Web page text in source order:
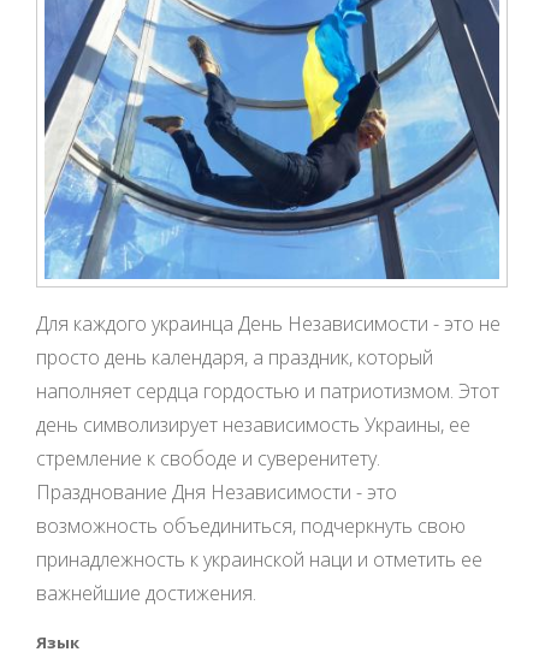
Для каждого украинца День Независимости - это не
просто день календаря, а праздник, который
наполняет сердца гордостью и патриотизмом. Этот
день символизирует независимость Украины, ее
стремление к свободе и суверенитету.
Празднование Дня Независимости - это
возможность объединиться, подчеркнуть свою
принадлежность к украинской наци и отметить ее
важнейшие достижения.
Язык